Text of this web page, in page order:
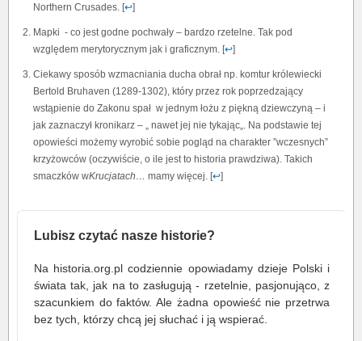
Northern Crusades. [↩]
Mapki - co jest godne pochwały – bardzo rzetelne. Tak pod
względem merytorycznym jak i graficznym. [↩]
Ciekawy sposób wzmacniania ducha obrał np. komtur królewiecki
Bertold Bruhaven (1289-1302), który przez rok poprzedzający
wstąpienie do Zakonu spał w jednym łożu z piękną dziewczyną – i
jak zaznaczył kronikarz – „ nawet jej nie tykając„. Na podstawie tej
opowieści możemy wyrobić sobie pogląd na charakter ”wczesnych”
krzyżowców (oczywiście, o ile jest to historia prawdziwa). Takich
smaczków wKrucjatach… mamy więcej. [↩]
Lubisz czytać nasze historie?
Na historia.org.pl codziennie opowiadamy dzieje Polski i
świata tak, jak na to zasługują - rzetelnie, pasjonująco, z
szacunkiem do faktów. Ale żadna opowieść nie przetrwa
bez tych, którzy chcą jej słuchać i ją wspierać.